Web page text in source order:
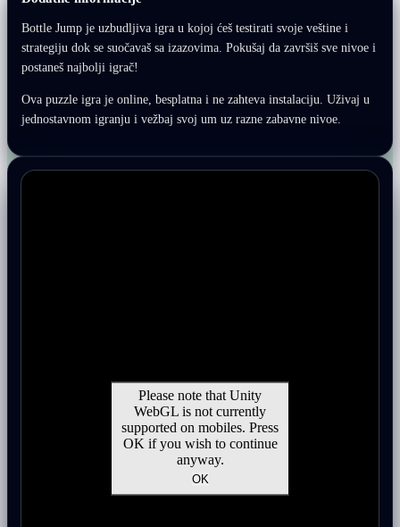
Bottle Jump je uzbudljiva igra u kojoj ćeš testirati svoje veštine i
strategiju dok se suočavaš sa izazovima. Pokušaj da završiš sve nivoe i
postaneš najbolji igrač!
Ova puzzle igra je online, besplatna i ne zahteva instalaciju. Uživaj u
jednostavnom igranju i vežbaj svoj um uz razne zabavne nivoe.